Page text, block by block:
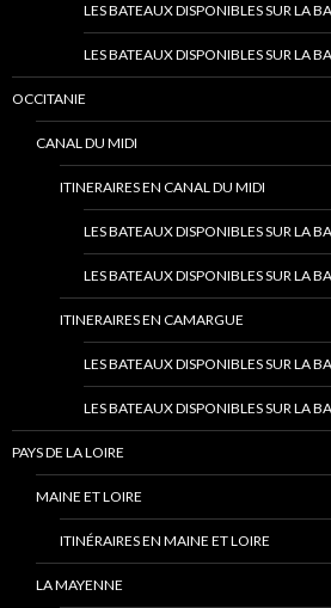
LES BATEAUX DISPONIBLES SUR LA
LES BATEAUX DISPONIBLES SUR LA
OCCITANIE
CANAL DU MIDI
ITINERAIRES EN CANAL DU MIDI
LES BATEAUX DISPONIBLES SUR LA
LES BATEAUX DISPONIBLES SUR LA
ITINERAIRES EN CAMARGUE
LES BATEAUX DISPONIBLES SUR LA
LES BATEAUX DISPONIBLES SUR LA
PAYS DE LA LOIRE
MAINE ET LOIRE
ITINÉRAIRES EN MAINE ET LOIRE
LA MAYENNE